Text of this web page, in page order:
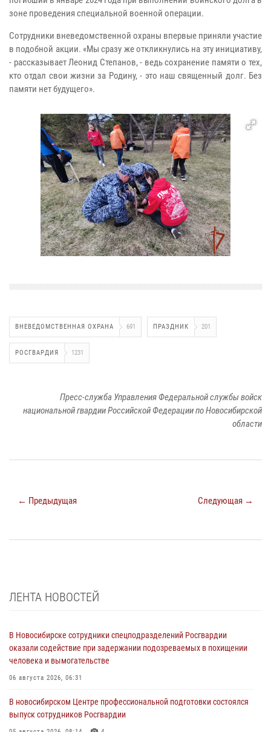
зоне проведения специальной военной операции.
Сотрудники вневедомственной охраны впервые приняли участие
в подобной акции. «Мы сразу же откликнулись на эту инициативу,
- рассказывает Леонид Степанов, - ведь сохранение памяти о тех,
кто отдал свои жизни за Родину, - это наш священный долг. Без
памяти нет будущего».
ВНЕВЕДОМСТВЕННАЯ ОХРАНА 691 ПРАЗДНИК 201
РОСГВАРДИЯ 1231
Пресс-служба Управления Федеральной службы войск
национальной гвардии Российской Федерации по Новосибирской
области
← Предыдущая Следующая →
ЛЕНТА НОВОСТЕЙ
В Новосибирске сотрудники спецподразделений Росгвардии
оказали содействие при задержании подозреваемых в похищении
человека и вымогательстве
06 августа 2026, 06:31
В новосибирском Центре профессиональной подготовки состоялся
выпуск сотрудников Росгвардии